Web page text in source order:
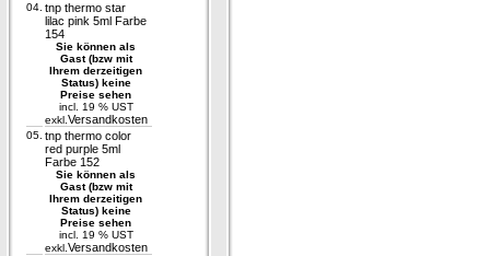
04. tnp thermo star
lilac pink 5ml Farbe
154
Sie können als
Gast (bzw mit
Ihrem derzeitigen
Status) keine
Preise sehen
incl. 19 % UST
exkl. Versandkosten
05. tnp thermo color
red purple 5ml
Farbe 152
Sie können als
Gast (bzw mit
Ihrem derzeitigen
Status) keine
Preise sehen
incl. 19 % UST
exkl. Versandkosten